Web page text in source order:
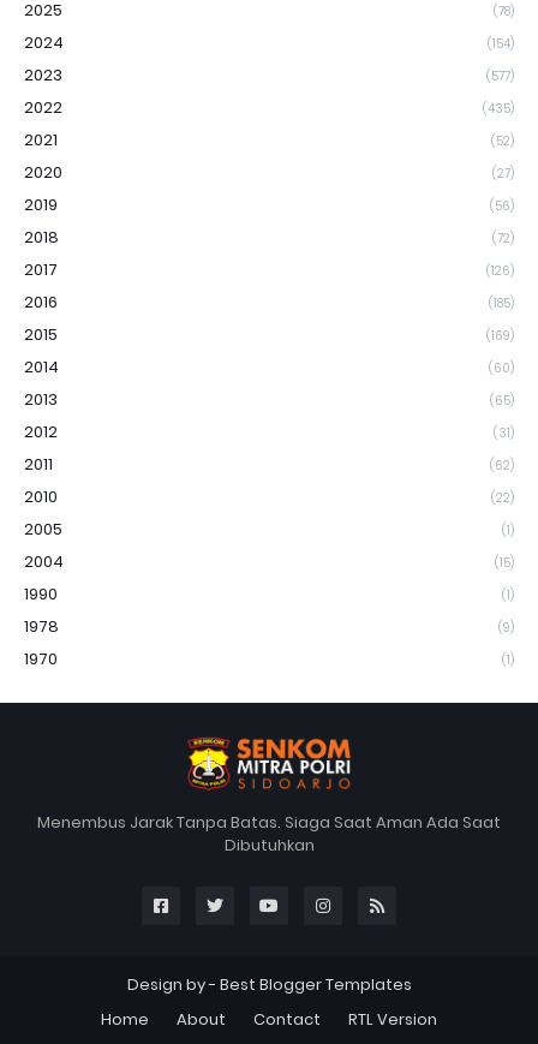
2025 (78)
2024 (154)
2023 (577)
2022 (435)
2021 (52)
2020 (27)
2019 (56)
2018 (72)
2017 (126)
2016 (185)
2015 (169)
2014 (60)
2013 (65)
2012 (31)
2011 (62)
2010 (22)
2005 (1)
2004 (15)
1990 (1)
1978 (9)
1970 (1)
Menembus Jarak Tanpa Batas. Siaga Saat Aman Ada Saat
Dibutuhkan
Design by - Best Blogger Templates
Home
About Contact RTL Version